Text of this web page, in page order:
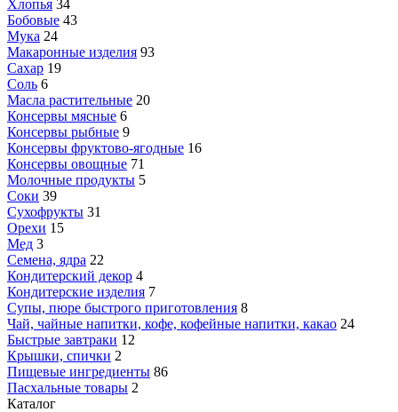
Хлопья 34
Бобовые 43
Мука 24
Макаронные изделия 93
Сахар 19
Соль 6
Масла растительные 20
Консервы мясные 6
Консервы рыбные 9
Консервы фруктово-ягодные 16
Консервы овощные 71
Молочные продукты 5
Соки 39
Сухофрукты 31
Орехи 15
Мед 3
Семена, ядра 22
Кондитерский декор 4
Кондитерские изделия 7
Супы, пюре быстрого приготовления 8
Чай, чайные напитки, кофе, кофейные напитки, какао 24
Быстрые завтраки 12
Крышки, спички 2
Пищевые ингредиенты 86
Пасхальные товары 2
Каталог